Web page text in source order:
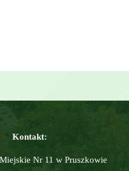
Kontakt:
Nr 11 w Pruszkowie